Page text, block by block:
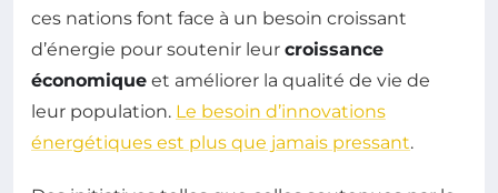
ces nations font face à un besoin croissant
d’énergie pour soutenir leur croissance
économique et améliorer la qualité de vie de
leur population. Le besoin d’innovations
énergétiques est plus que jamais pressant.